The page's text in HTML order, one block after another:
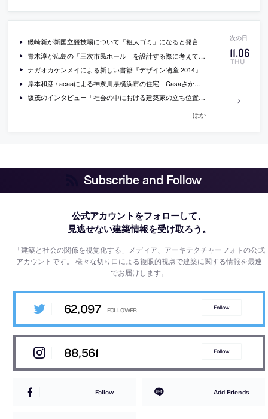
11.06
THU
磯崎新が新国立競技場について「粗大ゴミ」になると発言
青木淳が広島の「三次市民ホール」を設計する際に考えていた事
ナガオカケンメイによる新しい書籍『デザイン物産 2014』
岸本和彦 / acaaによる神奈川県横浜市の住宅「Casaさかのうえ」
坂茂のインタビュー「社会の中における建築家の立ち位置を求めて」
ほか
Subscribe and Follow
公式アカウントをフォローして、
見逃せない建築情報を受け取ろう。
「建築と社会の関係を視覚化する」メディア、アーキテクチャーフォトの公式
アカウントです。様々な切り口による複眼的視点で建築に関する情報を最速
でお届けします。
62,097 Follow
88,561 Follow
Follow Add Friends